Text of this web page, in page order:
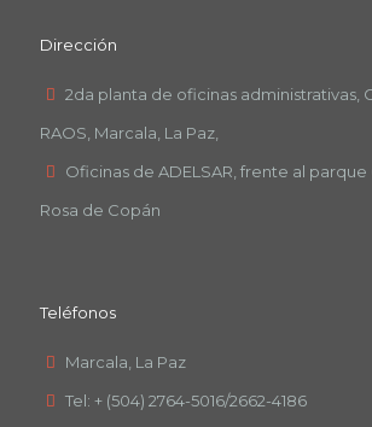
Dirección
2da planta de oficinas administrativas,
RAOS, Marcala, La Paz,
Oficinas de ADELSAR, frente al parque
Rosa de Copán
Teléfonos
Marcala, La Paz
Tel: + (504) 2764-5016/2662-4186